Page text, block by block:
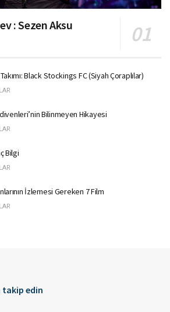
: Sezen Aksu
Black Stockings FC (Siyah Çoraplılar)
Bilinmeyen Hikayesi
Bilgi
İzlemesi Gereken 7 Film
takip edin